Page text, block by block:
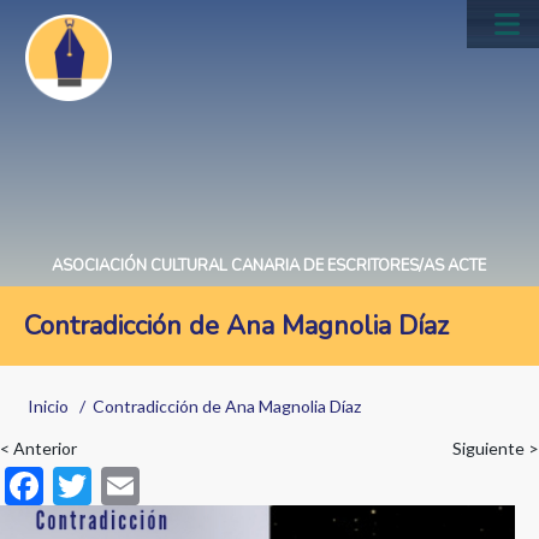
Pasar
contenido
principal
ASOCIACIÓN CULTURAL CANARIA DE ESCRITORES/AS ACTE
Contradicción de Ana Magnolia Díaz
Sobrescribir
enlaces
de
ayuda
Inicio Contradicción de Ana Magnolia Díaz
< Anterior Siguiente >
F
ac
T
w m